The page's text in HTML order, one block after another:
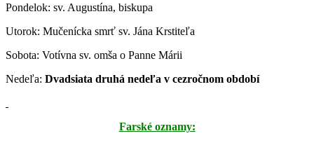
Pondelok: sv. Augustína, biskupa
Utorok: Mučenícka smrť sv. Jána Krstiteľa
Sobota: Votívna sv. omša o Panne Márii
Nedeľa: Dvadsiata druhá nedeľa v cezročnom období
Farské oznamy: